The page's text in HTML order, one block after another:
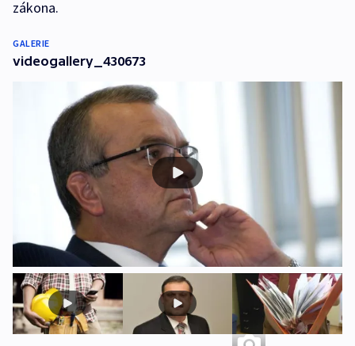
zákona.
GALERIE
videogallery_430673